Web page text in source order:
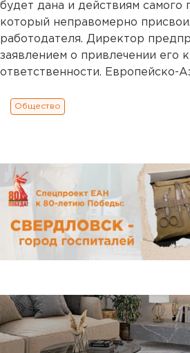
будет дана и действиям самого
который неправомерно
работодателя. Директор
заявлением о привлечении его
ответственности. Европейско-
Общество